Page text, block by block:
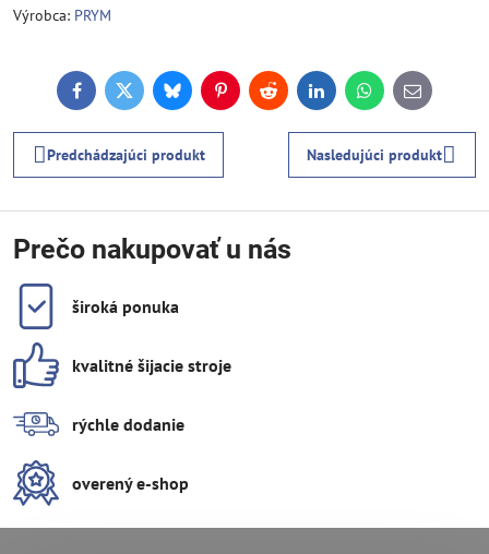
Výrobca: PRYM
FacebookTwitterBlueskyPinterestReddit LinkedInWhatsApp
E-
mail
Predchádzajúci produkt Nasledujúci produkt
Prečo nakupovať u nás
široká ponuka
kvalitné šijacie stroje
rýchle dodanie
overený e-shop